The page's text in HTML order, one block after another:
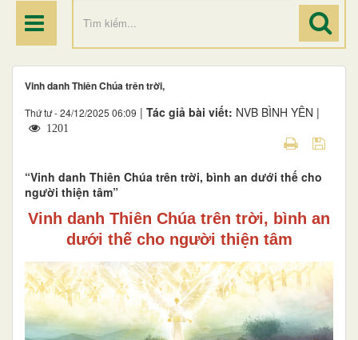
Vinh danh Thiên Chúa trên trời,
Thứ tư - 24/12/2025 06:09 | Tác giả bài viết: NVB BÌNH YÊN |
1201
“Vinh danh Thiên Chúa trên trời, bình an dưới thế cho
người thiện tâm”
Vinh danh Thiên Chúa trên trời, bình an
dưới thế cho người thiện tâm